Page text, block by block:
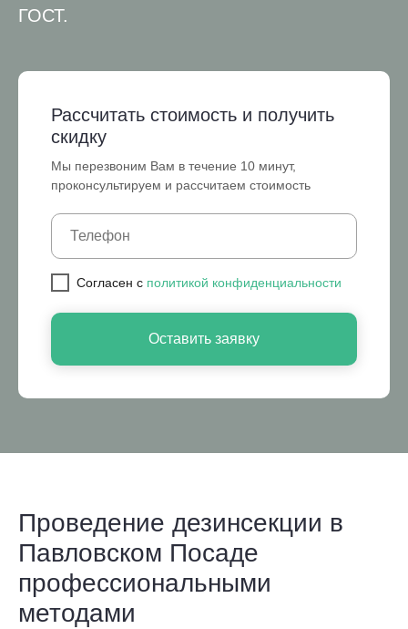
ГОСТ.
Рассчитать стоимость и получить
скидку
Мы перезвоним Вам в течение 10 минут,
проконсультируем и рассчитаем стоимость
Cогласен с политикой конфиденциальности
Оставить заявку
Проведение дезинсекции в
Павловском Посаде
профессиональными
методами